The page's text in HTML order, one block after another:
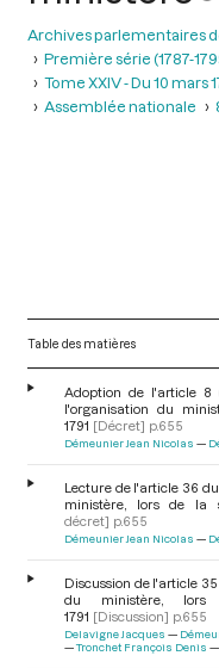
Archives parlementaires
Première série (1787-
Tome XXIV - Du 10 mars
Assemblée nationale
Table des matières
Adoption de l'article
l'organisation du
1791 [Décret] p.655
Démeunier Jean Nicolas
Lecture de l'article 36
ministère, lors de la
décret] p.655
Démeunier Jean Nicolas
Discussion de l'article
du ministère,
1791 [Discussion] p.655
Delavigne Jacques
Tronchet François Denis